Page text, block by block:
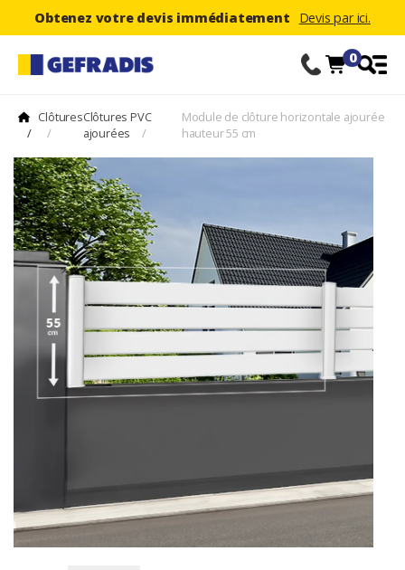
Obtenez votre devis immédiatement Devis par ici.
0
/
Clôtures
/
Clôtures PVC
ajourées
/
Module de clôture horizontale ajourée
hauteur 55 cm